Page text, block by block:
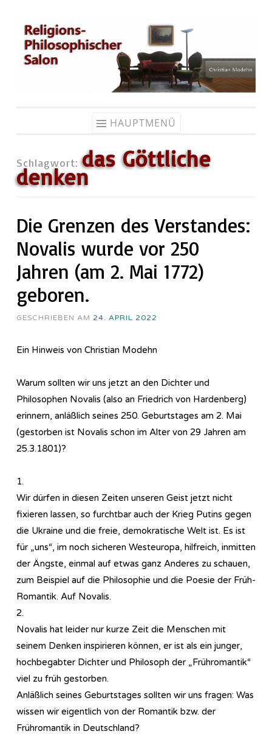
Zum
Inhalt
springen
HAUPTMENÜ
Schlagwort:das Göttliche
denken
Die Grenzen des Verstandes:
Novalis wurde vor 250
Jahren (am 2. Mai 1772)
geboren.
GESCHRIEBEN AM 24. APRIL 2022
Ein Hinweis von Christian Modehn
Warum sollten wir uns jetzt an den Dichter und
Philosophen Novalis (also an Friedrich von Hardenberg)
erinnern, anläßlich seines 250. Geburtstages am 2. Mai
(gestorben ist Novalis schon im Alter von 29 Jahren am
25.3.1801)?
1.
Wir dürfen in diesen Zeiten unseren Geist jetzt nicht
fixieren lassen, so furchtbar auch der Krieg Putins gegen
die Ukraine und die freie, demokratische Welt ist. Es ist
für „uns“, im noch sicheren Westeuropa, hilfreich, inmitten
der Ängste, einmal auf etwas ganz Anderes zu schauen,
zum Beispiel auf die Philosophie und die Poesie der Früh-
Romantik. Auf Novalis.
2.
Novalis hat leider nur kurze Zeit die Menschen mit
seinem Denken inspirieren können, er ist als ein junger,
hochbegabter Dichter und Philosoph der „Frühromantik“
viel zu früh gestorben.
Anläßlich seines Geburtstages sollten wir uns fragen: Was
wissen wir eigentlich von der Romantik bzw. der
Frühromantik in Deutschland?